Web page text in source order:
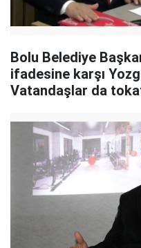
Bolu Belediye
ifadesine karşı
Vatandaşlar da